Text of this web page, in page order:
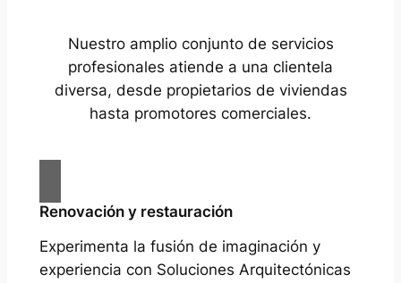
Nuestro amplio conjunto de servicios
profesionales atiende a una clientela
diversa, desde propietarios de viviendas
hasta promotores comerciales.
Renovación y restauración
Experimenta la fusión de imaginación y
experiencia con Soluciones Arquitectónicas